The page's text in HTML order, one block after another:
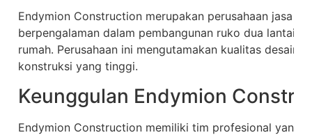
Endymion Construction merupakan perusahaan jasa
berpengalaman dalam pembangunan ruko dua lantai,
rumah. Perusahaan ini mengutamakan kualitas desain,
konstruksi yang tinggi.
Keunggulan Endymion
Endymion Construction memiliki tim profesional yang